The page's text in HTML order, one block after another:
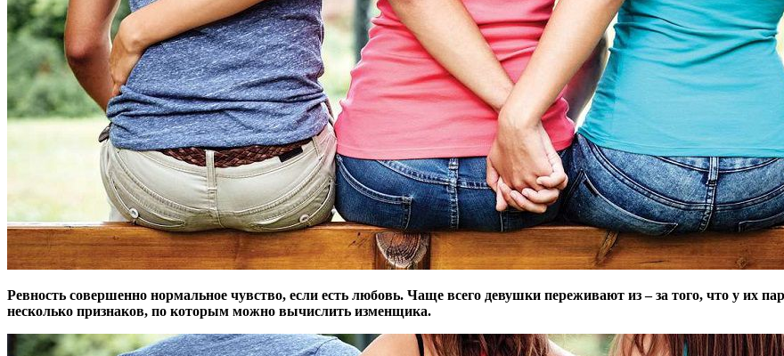
Ревность совершенно нормальное чувство, если есть любовь. Чаще всего девушки переживают из – за того, что у их
несколько признаков, по которым можно вычислить изменщика.